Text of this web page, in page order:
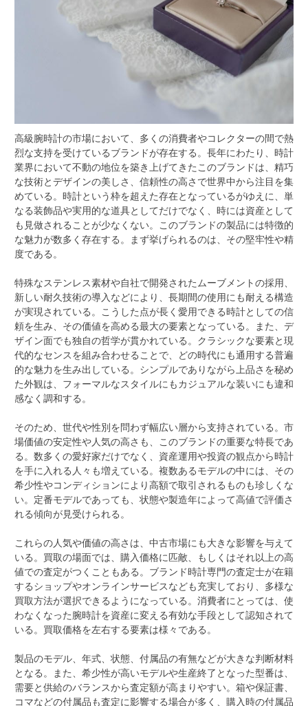
高級腕時計の市場において、多くの消費者やコレクターの間で熱
烈な支持を受けているブランドが存在する。 長年にわたり、時計
業界において不動の地位を築き上げてきたこのブランドは、精巧
な技術とデザインの美しさ、信頼性の高さで世界中から注目を集
めている。時計という枠を超えた存在となっているがゆえに、単
なる装飾品や実用的な道具としてだけでなく、時には資産として
も見做されることが少なくない。このブランドの製品には特徴的
な魅力が数多く存在する。まず挙げられるのは、その堅牢性や精
度である。
特殊なステンレス素材や自社で開発されたムーブメントの採用、
新しい耐久技術の導入などにより、長期間の使用にも耐える構造
が実現されている。こうした点が長く愛用できる時計としての信
頼を生み、その価値を高める最大の要素となっている。また、デ
ザイン面でも独自の哲学が貫かれている。クラシックな要素と現
代的なセンスを組み合わせることで、どの時代にも通用する普遍
的な魅力を生み出している。シンプルでありながら上品さを秘め
た外観は、フォーマルなスタイルにもカジュアルな装いにも違和
感なく調和する。
そのため、世代や性別を問わず幅広い層から支持されている。市
場価値の安定性や人気の高さも、このブランドの重要な特長であ
る。数多くの愛好家だけでなく、資産運用や投資の観点から時計
を手に入れる人々も増えている。複数あるモデルの中には、その
希少性やコンディションにより高額で取引されるものも珍しくな
い。定番モデルであっても、状態や製造年によって高値で評価さ
れる傾向が見受けられる。
これらの人気や価値の高さは、中古市場にも大きな影響を与えて
いる。買取の場面では、購入価格に匹敵、もしくはそれ以上の高
値での査定がつくこともある。ブランド時計専門の査定士が在籍
するショップやオンラインサービスなども充実しており、多様な
買取方法が選択できるようになっている。消費者にとっては、使
わなくなった腕時計を資産に変える有効な手段として認知されて
いる。買取価格を左右する要素は様々である。
製品のモデル、年式、状態、付属品の有無などが大きな判断材料
となる。また、希少性が高いモデルや生産終了となった型番は、
需要と供給のバランスから査定額が高まりやすい。箱や保証書、
コマなどの付属品も査定に影響する場合が多く、購入時の付属品